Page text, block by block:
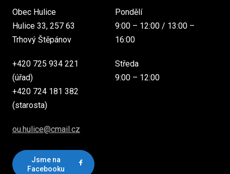
Obec Hulice
Hulice 33, 257 63
Trhový Štěpánov
+420 725 934 221
(úřad)
+420 724 181 382
(starosta)
ou.hulice@cmail.cz
Jsme na
Facebooku
Pondělí
9:00 – 12:00 / 13:00 –
16:00
Středa
9:00 – 12:00